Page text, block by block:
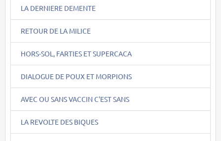
LA DERNIERE DEMENTE
RETOUR DE LA MILICE
HORS-SOL, FARTIES ET SUPERCACA
DIALOGUE DE POUX ET MORPIONS
AVEC OU SANS VACCIN C'EST SANS
LA REVOLTE DES BIQUES